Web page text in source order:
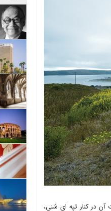
در کنار تپه ای شنی،